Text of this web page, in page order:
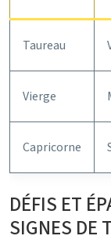
Taureau
Vierge
Capricorne
DÉFIS ET
SIGNES DE